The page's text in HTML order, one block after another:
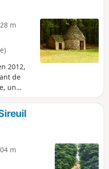
m
2012,
de
un
chemin
m